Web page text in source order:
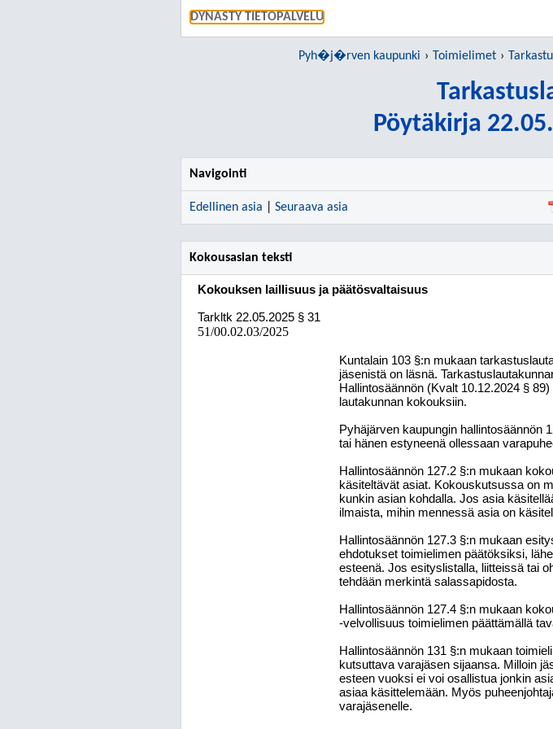
DYNASTY TIETOPALVELU
Pyh�j�rven kaupunki Toimielimet
Pöytäkirja
Navigointi
Edellinen asia Seuraava asia
Kokousasian teksti
Kokouksen laillisuus ja päätösvaltaisuus
Tarkltk 22.05.2025 § 31
51/00.02.03/2025
Kuntalain 103 §:n mukaan
jäsenistä on läsnä. Tarkastuslau
Hallintosäännön (Kvalt 10.12.2024 §
lautakunnan kokouksiin.
Pyhäjärven kaupungin hallintosäännön
tai hänen estyneenä ollessaan
Hallintosäännön 127.2 §:n mukaan
käsiteltävät asiat. Kokouskutsussa on
kunkin asian kohdalla. Jos asia
ilmaista, mihin mennessä asia on
Hallintosäännön 127.3 §:n mukaan
ehdotukset toimielimen päätöksiksi,
esteenä. Jos esityslistalla, liitteissä tai
tehdään merkintä salassapidosta.
Hallintosäännön 127.4 §:n mukaan
-velvollisuus toimielimen päättämällä
Hallintosäännön 131 §:n mukaan
kutsuttava varajäsen sijaansa. Milloin
esteen vuoksi ei voi osallistua jonkin
asiaa käsittelemään. Myös
varajäsenelle.